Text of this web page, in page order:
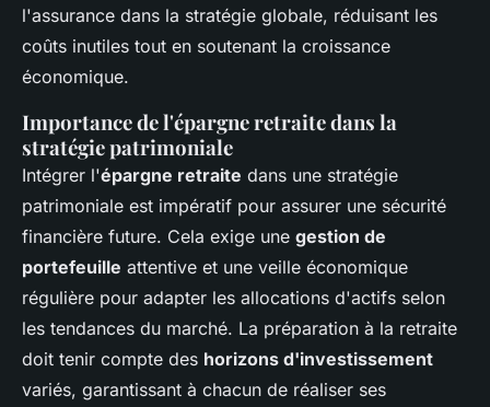
l'assurance dans la stratégie globale, réduisant les
coûts inutiles tout en soutenant la croissance
économique.
Importance de l'épargne retraite dans la
stratégie patrimoniale
Intégrer l'épargne retraite dans une stratégie
patrimoniale est impératif pour assurer une sécurité
financière future. Cela exige une gestion de
portefeuille attentive et une veille économique
régulière pour adapter les allocations d'actifs selon
les tendances du marché. La préparation à la retraite
doit tenir compte des horizons d'investissement
variés, garantissant à chacun de réaliser ses